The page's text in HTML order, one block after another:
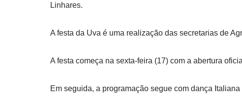
Linhares.
A festa da Uva é uma realização das secretarias de
A festa começa na sexta-feira (17) com a abertura
Em seguida, a programação segue com dança